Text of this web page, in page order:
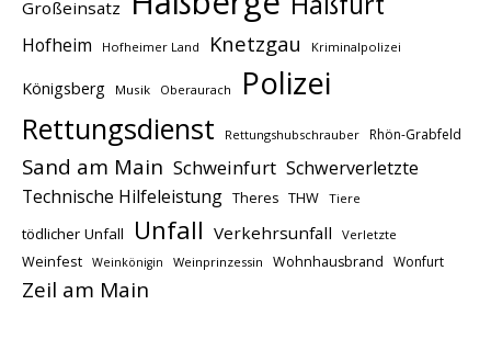
Großeinsatz
Hofheim Hofheimer Land Knetzgau Kriminalpolizei
Königsberg Musik Oberaurach Polizei
Rettungsdienst Rettungshubschrauber Rhön-Grabfeld
Sand am Main Schweinfurt Schwerverletzte
Technische Hilfeleistung Theres THW Tiere
tödlicher Unfall Unfall Verkehrsunfall Verletzte
Weinfest Weinkönigin Weinprinzessin Wohnhausbrand Wonfurt
Zeil am Main